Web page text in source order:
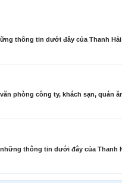
thông tin dưới đây của Thanh
phòng công ty, khách sạn, quán
thông tin dưới đây của Thanh